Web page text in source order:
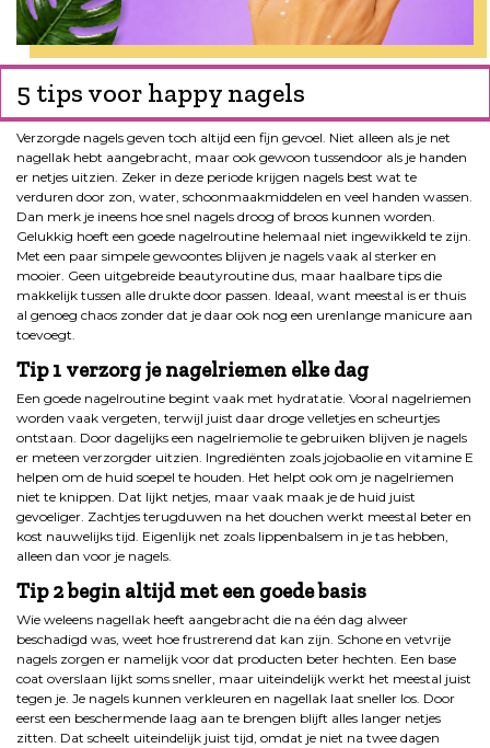
5 tips voor happy nagels
Verzorgde nagels geven toch altijd een fijn gevoel. Niet alleen als je net
nagellak hebt aangebracht, maar ook gewoon tussendoor als je handen
er netjes uitzien. Zeker in deze periode krijgen nagels best wat te
verduren door zon, water, schoonmaakmiddelen en veel handen wassen.
Dan merk je ineens hoe snel nagels droog of broos kunnen worden.
Gelukkig hoeft een goede nagelroutine helemaal niet ingewikkeld te zijn.
Met een paar simpele gewoontes blijven je nagels vaak al sterker en
mooier. Geen uitgebreide beautyroutine dus, maar haalbare tips die
makkelijk tussen alle drukte door passen. Ideaal, want meestal is er thuis
al genoeg chaos zonder dat je daar ook nog een urenlange manicure aan
toevoegt.
Tip 1 verzorg je nagelriemen elke dag
Een goede nagelroutine begint vaak met hydratatie. Vooral nagelriemen
worden vaak vergeten, terwijl juist daar droge velletjes en scheurtjes
ontstaan. Door dagelijks een nagelriemolie te gebruiken blijven je nagels
er meteen verzorgder uitzien. Ingrediënten zoals jojobaolie en vitamine E
helpen om de huid soepel te houden. Het helpt ook om je nagelriemen
niet te knippen. Dat lijkt netjes, maar vaak maak je de huid juist
gevoeliger. Zachtjes terugduwen na het douchen werkt meestal beter en
kost nauwelijks tijd. Eigenlijk net zoals lippenbalsem in je tas hebben,
alleen dan voor je nagels.
Tip 2 begin altijd met een goede basis
Wie weleens nagellak heeft aangebracht die na één dag alweer
beschadigd was, weet hoe frustrerend dat kan zijn. Schone en vetvrije
nagels zorgen er namelijk voor dat producten beter hechten. Een base
coat overslaan lijkt soms sneller, maar uiteindelijk werkt het meestal juist
tegen je. Je nagels kunnen verkleuren en nagellak laat sneller los. Door
eerst een beschermende laag aan te brengen blijft alles langer netjes
zitten. Dat scheelt uiteindelijk juist tijd, omdat je niet na twee dagen